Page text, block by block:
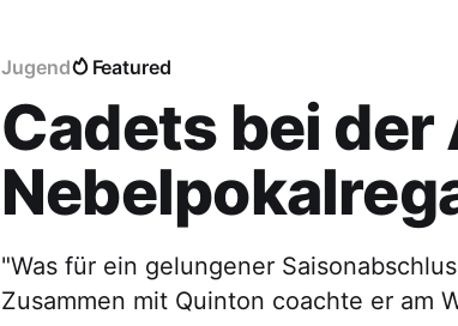
Jugend Featured
Cadets bei der
"Was für ein gelungener
Zusammen mit Quinton coachte er am